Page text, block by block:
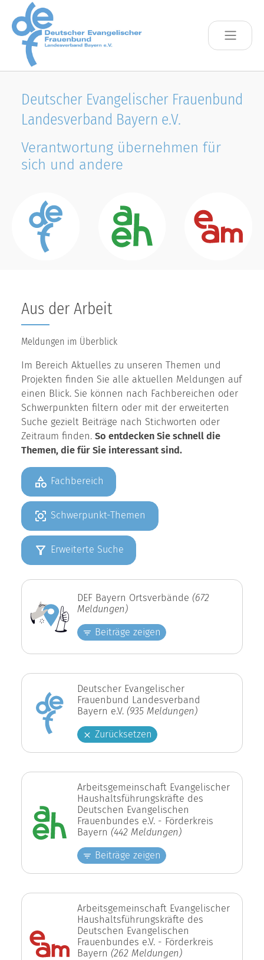
Skip to main content
Deutscher Evangelischer Frauenbund
Landesverband Bayern e.V.
Verantwortung übernehmen für
sich und andere
Aus der Arbeit
Meldungen im Überblick
Im Bereich Aktuelles zu unseren Themen und
Projekten finden Sie alle aktuellen Meldungen auf
einen Blick. Sie können nach Fachbereichen oder
Schwerpunkten filtern oder mit der erweiterten
Suche gezielt Beiträge nach Stichworten oder
Zeitraum finden. So entdecken Sie schnell die
Themen, die für Sie interessant sind.
Fachbereich
Schwerpunkt-Themen
Erweiterte Suche
DEF Bayern Ortsverbände (672
Meldungen)
Beiträge zeigen
Deutscher Evangelischer
Frauenbund Landesverband
Bayern e.V. (935 Meldungen)
Zurücksetzen
Arbeitsgemeinschaft Evangelischer
Haushaltsführungskräfte des
Deutschen Evangelischen
Frauenbundes e.V. - Förderkreis
Bayern (442 Meldungen)
Beiträge zeigen
Arbeitsgemeinschaft Evangelischer
Haushaltsführungskräfte des
Deutschen Evangelischen
Frauenbundes e.V. - Förderkreis
Bayern (262 Meldungen)